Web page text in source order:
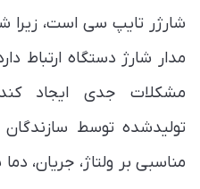
شارژر تایپ سی است، زیرا
مدار شارژ دستگاه ارتباط
مشکلات جدی ایجاد
تولیدشده توسط
مناسبی بر ولتاژ، جریان،